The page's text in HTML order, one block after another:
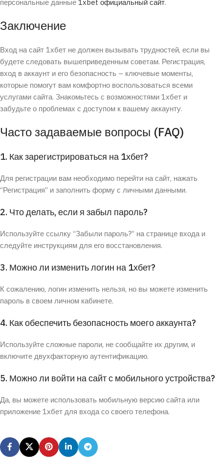
персональные данные1xbet официальный сайт.
Заключение
Вход на сайт 1хбет не должен вызывать трудностей, если вы
будете следовать вышеприведенным советам. Регистрация,
вход в аккаунт и его безопасность – ключевые моменты,
которые помогут вам комфортно воспользоваться всеми
услугами сайта. Знакомьтесь с возможностями 1хбет и
забудьте о проблемах с доступом к вашему аккаунту.
Часто задаваемые вопросы (FAQ)
1. Как зарегистрироваться на 1хбет?
Для регистрации вам необходимо перейти на сайт, нажать
“Регистрация” и заполнить форму с личными данными.
2. Что делать, если я забыл пароль?
Используйте ссылку “Забыли пароль?” на странице входа и
следуйте инструкциям для его восстановления.
3. Можно ли изменить логин на 1хбет?
К сожалению, логин изменить нельзя, но вы можете изменить
пароль в своем личном кабинете.
4. Как обеспечить безопасность моего аккаунта?
Используйте сложные пароли, не сообщайте их другим, и
включите двухфакторную аутентификацию.
5. Можно ли войти на сайт с мобильного устройства?
Да, вы можете использовать мобильную версию сайта или
приложение 1хбет для входа со своего телефона.